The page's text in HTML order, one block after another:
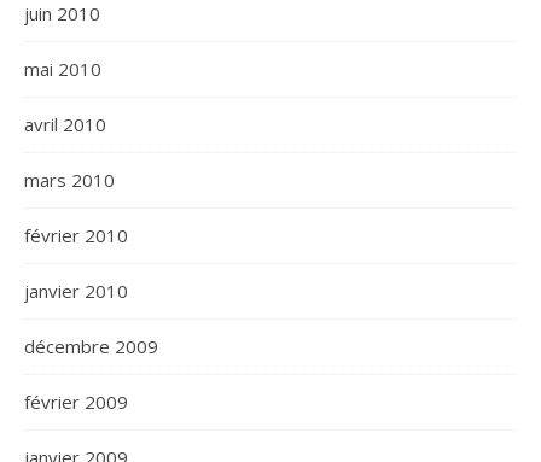
juin 2010
mai 2010
avril 2010
mars 2010
février 2010
janvier 2010
décembre 2009
février 2009
janvier 2009